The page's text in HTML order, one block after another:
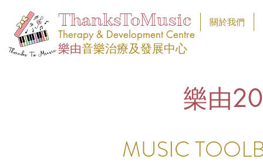
ThanksToMusic
Therapy & Development Centre
樂由音樂治療及發展中心
關於我們
樂由
MUSIC